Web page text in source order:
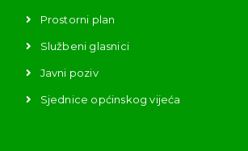
Prostorni plan
Službeni glasnici
Javni poziv
Sjednice općinskog vijeća